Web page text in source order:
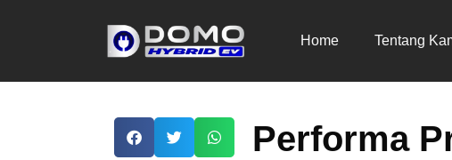
Home Tentang
Performa